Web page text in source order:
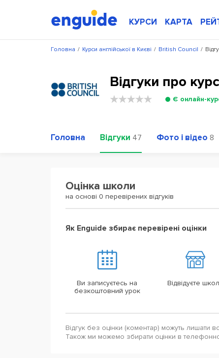
КУРСИ КАРТА
/
Головна /
Курси англійської в Києві /
British Council
Відгуки про
Є онлайн-
Головна Відгуки 47 Фото і відео 8
Оцінка школи
на основі 0 перевірених відгуків
Як Enguide збирає перевірені оцінки
Ви записуєтесь на
безкоштовний урок
Відвідуєте
Відгук без оцінки (коментар) можуть лишати
Також ми можемо збирати оцінки в